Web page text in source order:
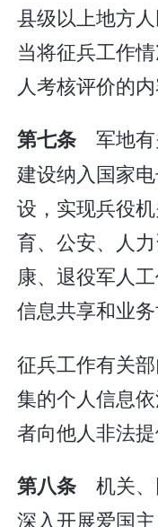
县级以上地方
当将征兵工作
人考核评价的内
第七条 军地有
建设纳入国家
设，实现兵役
育、公安、人
康、退役军人
信息共享和业务
征兵工作有关
集的个人信息
者向他人非法提
第八条 机关、
深入开展爱国